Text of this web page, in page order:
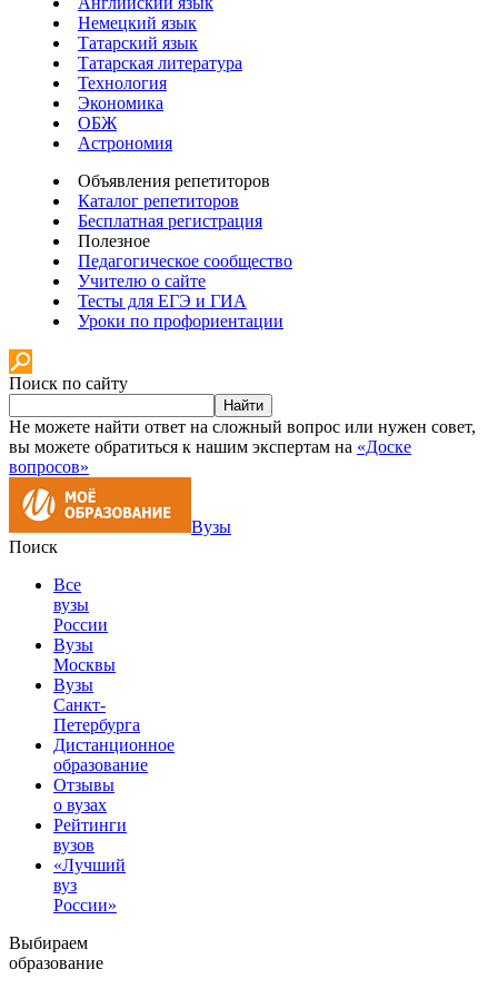
Немецкий язык
Татарский язык
Татарская литература
Технология
Экономика
ОБЖ
Астрономия
Объявления репетиторов
Каталог репетиторов
Бесплатная регистрация
Полезное
Педагогическое сообщество
Учителю о сайте
Тесты для ЕГЭ и ГИА
Уроки по профориентации
Поиск по сайту
Найти
Не можете найти ответ на сложный вопрос или нужен совет,
вы можете обратиться к нашим экспертам на «Доске
вопросов»
Вузы
Поиск
Все
вузы
России
Вузы
Москвы
Вузы
Санкт-
Петербурга
Дистанционное
образование
Отзывы
о вузах
Рейтинги
вузов
«Лучший
вуз
России»
Выбираем
образование